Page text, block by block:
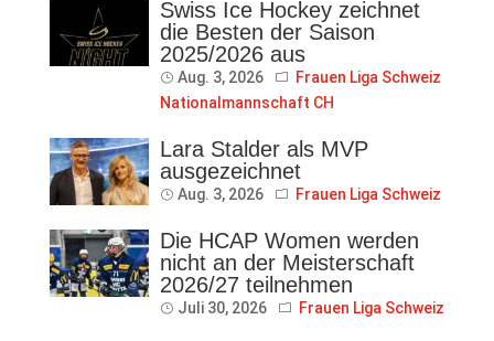
Swiss Ice Hockey zeichnet
die Besten der Saison
2025/2026 aus
Aug. 3, 2026
Frauen Liga Schweiz
Nationalmannschaft CH
Lara Stalder als MVP
ausgezeichnet
Aug. 3, 2026 Frauen Liga Schweiz
Die HCAP Women werden
nicht an der Meisterschaft
2026/27 teilnehmen
Juli 30, 2026 Frauen Liga Schweiz